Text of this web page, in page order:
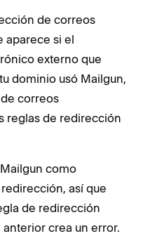
de correos
aparece si el
externo que
dominio usó Mailgun,
correos
reglas de redirección
como
así que
de redirección
crea un error.